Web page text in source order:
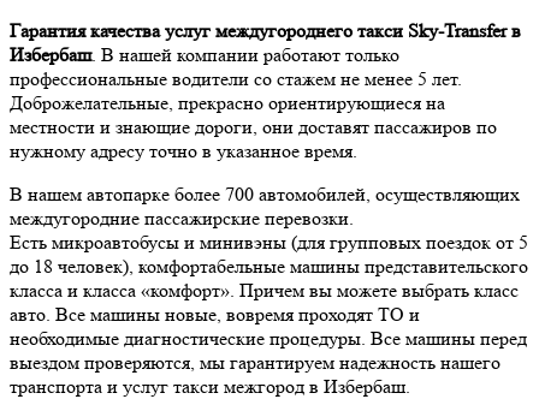
Гарантия качества услуг междугороднего такси Sky-Transfer в
Избербаш. В нашей компании работают только
профессиональные водители со стажем не менее 5 лет.
Доброжелательные, прекрасно ориентирующиеся на
местности и знающие дороги, они доставят пассажиров по
нужному адресу точно в указанное время.
В нашем автопарке более 700 автомобилей, осуществляющих
междугородние пассажирские перевозки.
Есть микроавтобусы и минивэны (для групповых поездок от 5
до 18 человек), комфортабельные машины представительского
класса и класса «комфорт». Причем вы можете выбрать класс
авто. Все машины новые, вовремя проходят ТО и
необходимые диагностические процедуры. Все машины перед
выездом проверяются, мы гарантируем надежность нашего
транспорта и услуг такси межгород в Избербаш.